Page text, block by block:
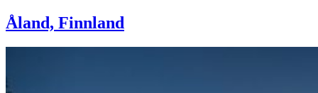
Åland, Finnland